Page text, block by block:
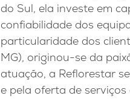
do Sul, ela investe em
confiabilidade dos
particularidade dos
MG), originou-se da
atuação, a Reflorestar
e pela oferta de